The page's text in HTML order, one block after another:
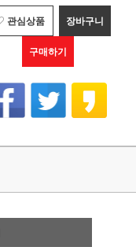
관심상품 장바구니
구매하기